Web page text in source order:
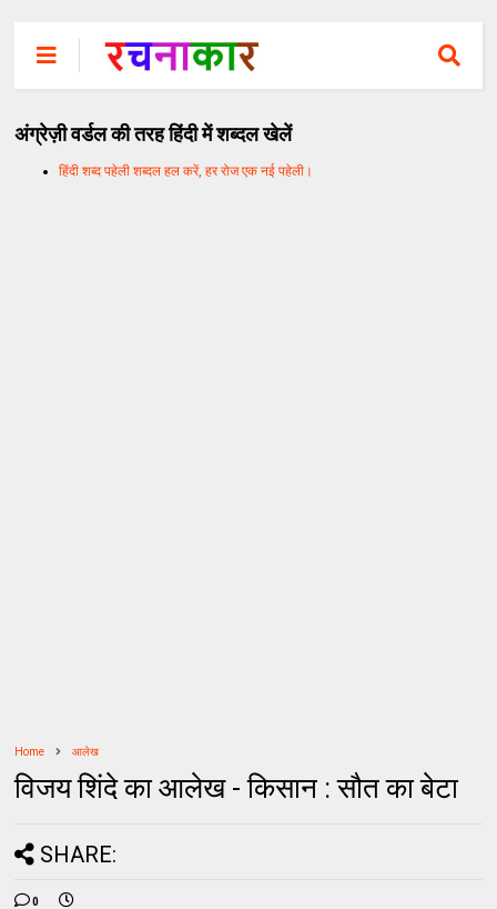
अंग्रेज़ी वर्डल की तरह हिंदी में शब्दल खेलें
हिंदी शब्द पहेली शब्दल हल करें, हर रोज एक नई पहेली।
Home आलेख
विजय शिंदे का आलेख - किसान : सौत का बेटा
SHARE:
0